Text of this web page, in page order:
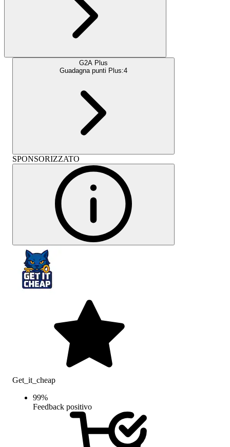
G2A Plus
Guadagna punti Plus:4
SPONSORIZZATO
Get_it_cheap
99%
Feedback positivo